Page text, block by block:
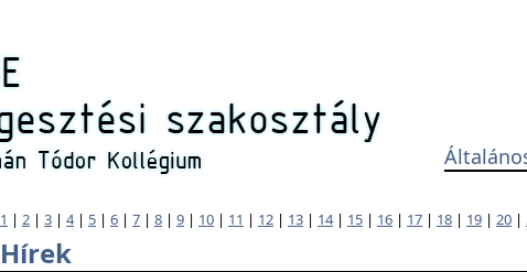
1 | 2 | 3 | 4| 5 | 6 | 7 | 8 | 9 | 10 | 11 | 12 | 13 | 14| 15 | 16 | 17 | 18 | 19 | 20 |
Hírek